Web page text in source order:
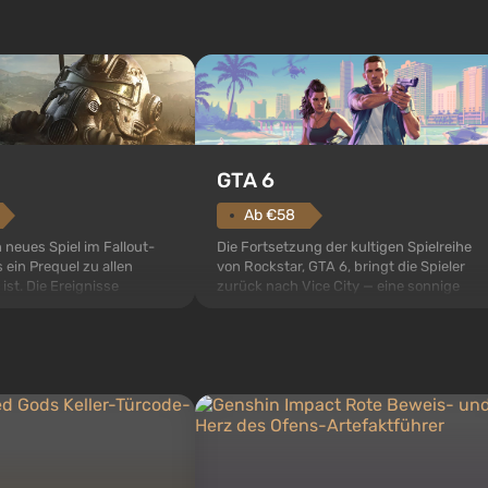
neues Spiel im Fallout-
ein Prequel zu allen
Die Ereignisse
GTA 6
Ab €58
Die Fortsetzung der kultigen Spielreihe
von Rockstar, GTA 6, bringt die Spieler
zurück nach Vice City — eine sonnige